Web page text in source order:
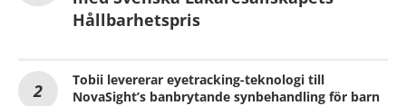
Hållbarhetspris
Tobii levererar eyetracking-teknologi till
NovaSight’s banbrytande synbehandling för barn